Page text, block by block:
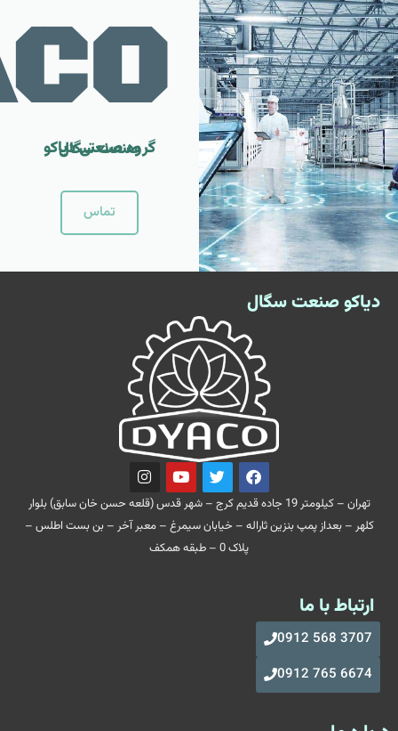
گروه صنعتی دیاکو صنعت سگال
تماس
دیاکو صنعت سگال
تهران – کیلومتر 19 جاده قدیم کرج – شهر قدس (قلعه حسن خان سابق) بلوار
کلهر – بعداز پمپ بنزین ثاراله – خیابان سیمرغ – معبر آخر – بن بست اطلس –
پلاک 0 – طبقه همکف
ارتباط با ما
3707 568 0912
6674 765 0912